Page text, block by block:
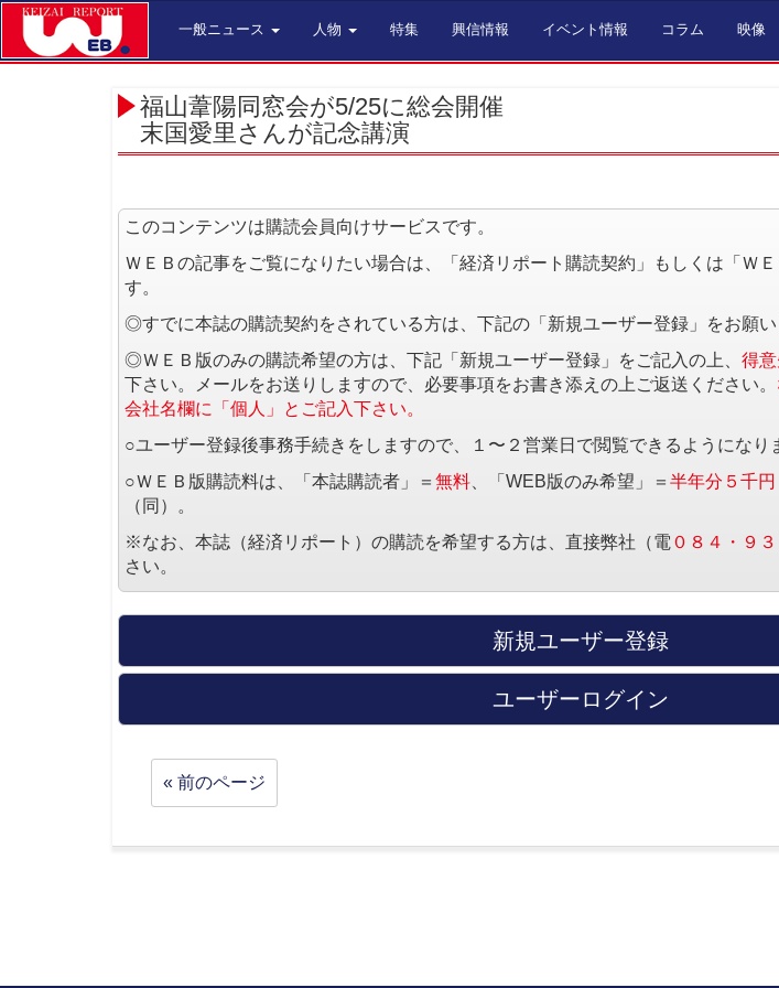
一般ニュース 人物 特集 興信情報 イベント情報 コラム 映像
福山葦陽同窓会が5/25に総会開催
末国愛里さんが記念講演
このコンテンツは購読会員向けサービスです。
ＷＥＢの記事をご覧になりたい場合は、「経済リポート購読契約」もしくは「Ｗ
す。
◎すでに本誌の購読契約をされている方は、下記の「新規ユーザー登録」をお願い
◎ＷＥＢ版のみの購読希望の方は、下記「新規ユーザー登録」をご記入の上、 得意
下さい。メールをお送りしますので、必要事項をお書き添えの上ご返送ください。
会社名欄に「個人」とご記入下さい。
○ユーザー登録後事務手続きをしますので、１〜２営業日で閲覧できるようになり
○ＷＥＢ版購読料は、「本誌購読者」＝ 無料 、「WEB版のみ希望」＝ 半年分５千円
（同）。
※なお、本誌（経済リポート）の購読を希望する方は、直接弊社（電 ０８４・９
さい。
新規ユーザー登録
ユーザーログイン
« 前のページ